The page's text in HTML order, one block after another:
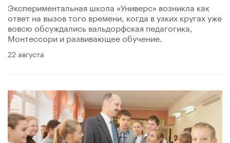
Экспериментальная школа «Универс» возникла как
ответ на вызов того времени, когда в узких кругах уже
вовсю обсуждались вальдорфская педагогика,
Монтессори и развивающее обучение.
22 августа